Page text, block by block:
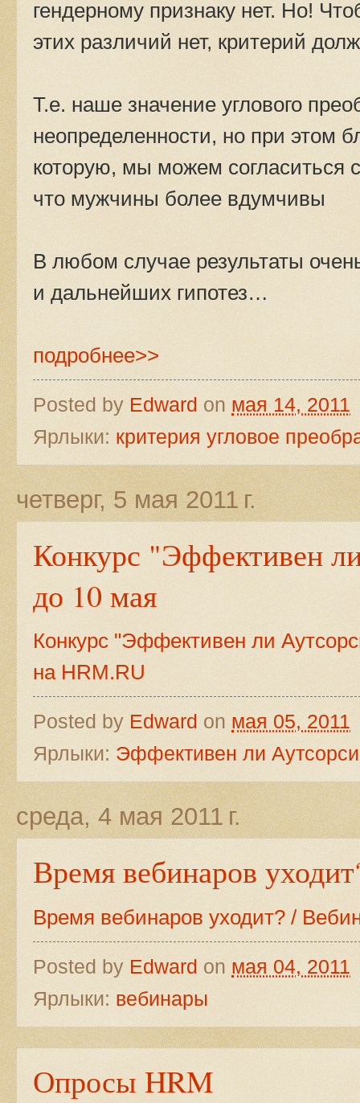
гендерному признаку нет. Но!
этих различий нет, критерий
Т.е. наше значение углового
неопределенности, но при этом
которую, мы можем
что мужчины более вдумчивы
В любом случае результаты
и дальнейших гипотез…
подробнее>>
Posted by Edward on мая 14, 2011
Ярлыки: критерия угловое
четверг, 5 мая 2011 г.
Конкурс "Эффективен
до 10 мая
Конкурс "Эффективен ли
на HRM.RU
Posted by Edward on мая 05, 2011
Ярлыки: Эффективен ли
среда, 4 мая 2011 г.
Время вебинаров
Время вебинаров уходит? /
Posted by Edward on мая 04, 2011
Ярлыки: вебинары
Опросы HRM